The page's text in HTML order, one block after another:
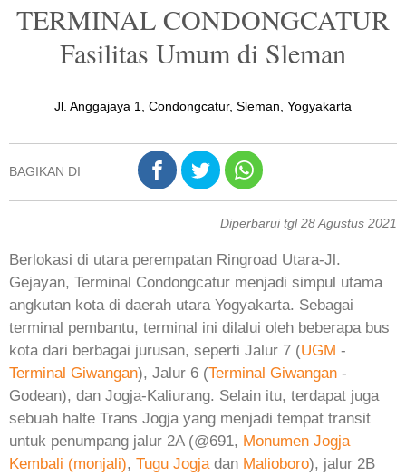
TERMINAL CONDONGCATUR
Fasilitas Umum di Sleman
Jl. Anggajaya 1, Condongcatur, Sleman, Yogyakarta
BAGIKAN DI
Diperbarui tgl 28 Agustus 2021
Berlokasi di utara perempatan Ringroad Utara-Jl.
Gejayan, Terminal Condongcatur menjadi simpul utama
angkutan kota di daerah utara Yogyakarta. Sebagai
terminal pembantu, terminal ini dilalui oleh beberapa bus
kota dari berbagai jurusan, seperti Jalur 7 (UGM -
Terminal Giwangan), Jalur 6 (Terminal Giwangan -
Godean), dan Jogja-Kaliurang. Selain itu, terdapat juga
sebuah halte Trans Jogja yang menjadi tempat transit
untuk penumpang jalur 2A (@691, Monumen Jogja
Kembali (monjali), Tugu Jogjadan Malioboro), jalur 2B